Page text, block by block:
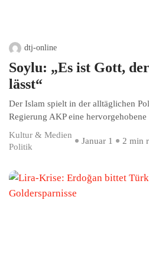
dtj-online
Soylu: „Es ist Gott,
lässt“
Der Islam spielt in der alltäglichen
Regierung AKP eine
Kultur & Medien
Politik
Januar 1 2 min